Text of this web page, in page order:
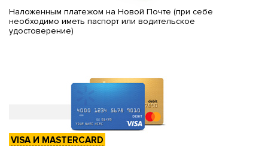
Наложенным платежом на Новой Почте (при себе
необходимо иметь паспорт или водительское
удостоверение)
VISA И MASTERCARD